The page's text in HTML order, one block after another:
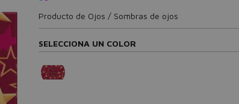
Producto de Ojos / Sombras de ojos
SELECCIONA UN COLOR